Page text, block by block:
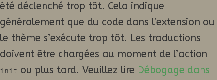
été déclenché trop tôt. Cela indique
généralement que du code dans l’extension ou
le thème s’exécute trop tôt. Les traductions
doivent être chargées au moment de l’action
init ou plus tard. Veuillez lire Débogage dans